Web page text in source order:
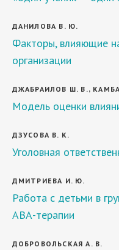
ДАНИЛОВА В. Ю.
Факторы, влияющие
организации
ДЖАБРАИЛОВ Ш. В.,
Модель оценки
ДЗУСОВА В. К.
Уголовная
ДМИТРИЕВА И. Ю.
Работа с детьми в
АВА-терапии
ДОБРОВОЛЬСКАЯ А. В.